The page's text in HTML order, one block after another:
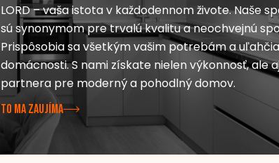
LORD – vaša istota v každodennom živote. Naše
sú synonymom pre trvalú kvalitu a neochvejnú
Prispôsobia sa všetkým vašim potrebám a
domácnosti. S nami získate nielen výkonnosť, ale
partnera pre moderný a pohodlný domov.
TO MA ZAUJÍMA